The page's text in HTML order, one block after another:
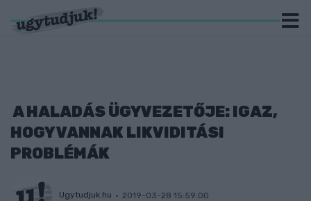
A HALADÁS ÜGYVEZETŐJE: IGAZ,
HOGY VANNAK LIKVIDITÁSI
PROBLÉMÁK
Ugytudjuk.hu 2019-03-28 15:59:00